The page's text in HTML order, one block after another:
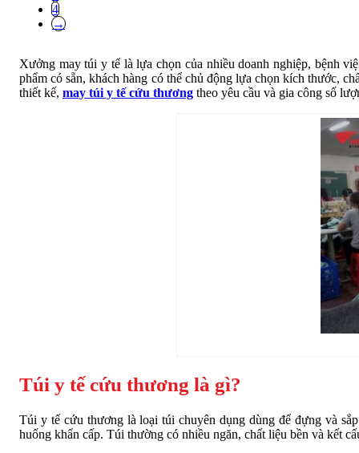
4
→
Xưởng may túi y tế là lựa chọn của nhiều doanh nghiệp, bệnh
phẩm có sẵn, khách hàng có thể chủ động lựa chọn kích thước,
thiết kế, may túi y tế cứu thương theo yêu cầu và gia công số
Túi y tế cứu thương là gì?
Túi y tế cứu thương là loại túi chuyên dụng dùng để đựng và
huống khẩn cấp. Túi thường có nhiều ngăn, chất liệu bền và kết